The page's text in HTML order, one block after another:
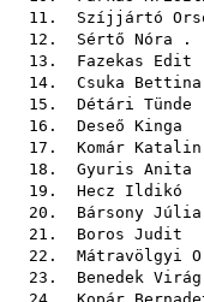
11. Szíjjártó
12. Sértő Nóra .
13. Fazekas Edit
14. Csuka Bettina
15. Détári Tünde
16. Deseő Kinga
17. Komár Katalin
18. Gyuris Anita
19. Hecz Ildikó
20. Bársony Júlia
21. Boros Judit
22. Mátravölgyi
23. Benedek Virág